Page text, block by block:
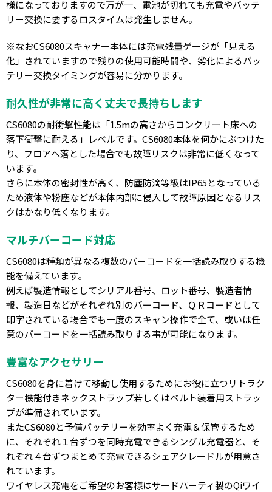
様になっておりますので万が一、電池が切れても充電やバッテ
リー交換に要するロスタイムは発生しません。
※なおCS6080スキャナー本体には充電残量ゲージが「見える
化」されていますので残りの使用可能時間や、劣化によるバッ
テリー交換タイミングが容易に分かります。
耐久性が非常に高く丈夫で長持ちします
CS6080の耐衝撃性能は「1.5mの高さからコンクリート床への
落下衝撃に耐える」レベルです。CS6080本体を何かにぶつけた
り、フロアへ落とした場合でも故障リスクは非常に低くなって
います。
さらに本体の密封性が高く、防塵防滴等級はIP65となっている
ため液体や粉塵などが本体内部に侵入して故障原因となるリス
クはかなり低くなります。
マルチバーコード対応
CS6080は種類が異なる複数のバーコードを一括読み取りする機
能を備えています。
例えば製造情報としてシリアル番号、ロット番号、製造者情
報、製造日などがそれぞれ別のバーコード、ＱＲコードとして
印字されている場合でも一度のスキャン操作で全て、或いは任
意のバーコードを一括読み取りする事が可能になります。
豊富なアクセサリー
CS6080を身に着けて移動し使用するためにお役に立つリトラク
ター機能付きネックストラップ若しくはベルト装着用ストラッ
プが準備されています。
またCS6080と予備バッテリーを効率よく充電＆保管するため
に、それぞれ１台ずつを同時充電できるシングル充電器と、そ
れぞれ４台ずつまとめて充電できるシェアクレードルが用意さ
れています。
ワイヤレス充電をご希望のお客様はサードパーティ製のQiワイ